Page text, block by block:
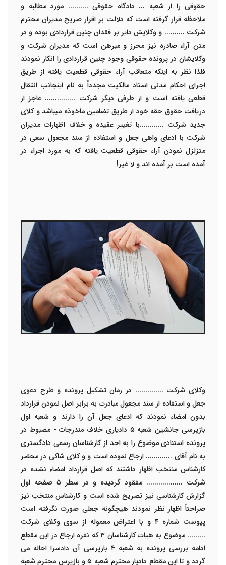
حقوقی را از شعبه ... دادگاه حقوقی .......... مورد مطالبه و
ملاحظه قرار گرفته است که دلالت بر اقرار صریح مدیران محترم
شرکت .......... و وکلایش دایر بر فقدان چنین قراردادی بوده و در
متن آراء صادره نیز محرز و مبرهن است که مدیران شرکت و
وکلایشان در پرونده حقوقی وجود چنین قراردادی را انکار نمودند
فلذا نظر به اینکه متعاقب آراء حقوقی قطعیت یافته از طریق
اجرای احکام مدنی استاد مالکیت مجدداً به نام اینجانب انتقال
قطعی یافته است و از طرفی دیگر شرکت ............... عاجز از
دریافت حقوق حقه خود از طریق تضامین ماخوذه میباشد و کلای
جدید شرکت ............با تغییر عقیده و خلاف اظهارات مدیران
شرکت با ادعای واهی جعل و استفاده از سند مجعول سعی در
متزلزل نمودن آراء حقوقی قطعیت یافته که به مورد اجراء در
آمده است بر آمده اند و لا غیر!
وکلای شرکت .............. در زمان تشکیل پرونده و طرح دعوی
جعل و استفاده از سند مجعول مبادرت به برابر اصل نمودن قرارداد
بدون امضاء نمودند که ادعای جعل آن را دارند و شعبه اول
بازپرسی جانشین شعبه ۵ دادیاری خلاف مندرجات - مضبوط در
پرونده استنادی موضوع را به احد از کارشناسان رسمی دادگستری
به نام آقای ............. ارجاع نموده است و و کلای شاکی در محضر
کارشناس منتخب اظهار داشتند که اصل قرارداد امضاء نشده در
شرکت .................. مفقود گردیده و در سطر ۵ صفحه اول
گزارش کارشناسی نیز تصریح شده است و کارشناس منتخب نیز
صراحتاً اظهار نظر نمودند هیچگونه جعلی صورت نگرفته است
پیوست شماره ۴ و با اعتراض معموله از سوی وکلای شرکت
......... موضوع به هیات کارشناسان ۳که نفره ارجاع در این مقطع
ادامه بررسی پرونده به شعبه ۴ بازپرسی آن دادسرا احاله می
گردد و تا این مقطع دادیار محترم شعبه ۵و بازپرس محترم شعبه